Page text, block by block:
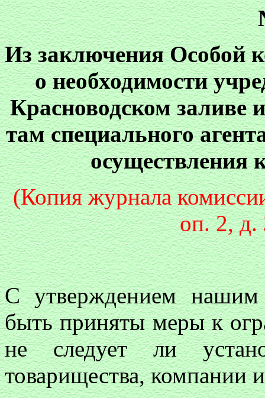
Из заключения Особой
о необходимости
Красноводском заливе
там специального
осуществления
(Копия журнала
оп. 2, д.
С утверждением нашим
быть приняты меры к
не следует ли
товарищества, компании